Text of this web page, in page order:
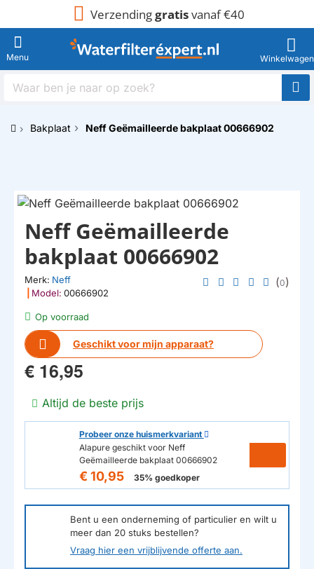
Verzendinggratisvanaf €40
Waar
naar
Bakplaat Neff Geëmailleerde bakplaat 00666902
Op voorraad
Geschikt voor mijn apparaat?
Neff Geëmailleerde
bakplaat 00666902
Merk: Neff
Model: 00666902
(0)
€ 16,95
Altijd de beste prijs
Probeer onze huismerkvariant
Alapure geschikt voor Neff
Geëmailleerde bakplaat 00666902
€ 10,95 35% goedkoper
Bent u een onderneming of particulier en wilt u
meer dan 20 stuks bestellen?
Vraag hier een vrijblijvende offerte aan.